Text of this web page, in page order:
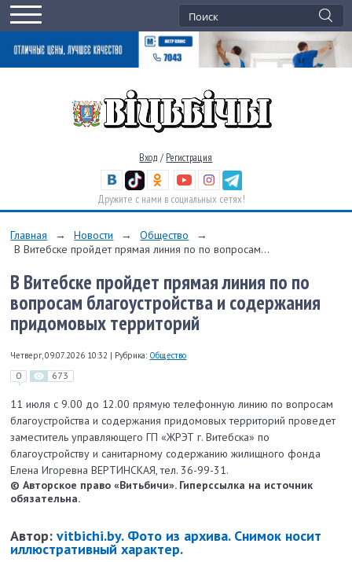
Вход / Регистрация
Дружите с нами в социальных сетях!
Главная → Новости → Общество
→
В Витебске пройдет прямая линия по по вопросам...
В Витебске пройдет прямая линия по по
вопросам благоустройства и содержания
придомовых территорий
Четверг, 09.07.2026 10:32 | Рубрика: Общество
0 673
11 июля с 9.00 до 12.00 прямую телефонную линию по вопросам
благоустройства и содержания придомовых территорий проведет
заместитель управляющего ГП «ЖРЭТ г. Витебска» по
благоустройству и санитарному содержанию жилищного фонда
Елена Игоревна ВЕРТИНСКАЯ, тел. 36-99-31.
© Авторское право «Витьбичи». Гиперссылка на источник
обязательна.
Автор:vitbichi.by. Фото из архива. Снимок носит
иллюстративный характер.